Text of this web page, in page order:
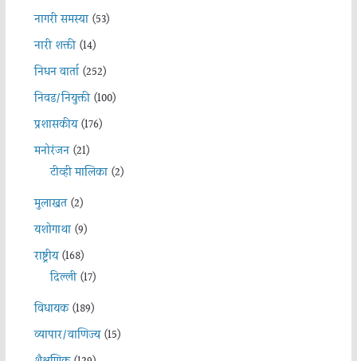
नागरी समस्या(53)
नारी शक्ती(14)
निधन वार्ता(252)
निवड/नियुक्ती(100)
प्रशासकीय(176)
मनोरंजन(21)
टीव्ही मालिका(2)
मुलाखत(2)
यशोगाथा(9)
राष्ट्रीय(168)
दिल्ली(17)
विधायक(189)
व्यापार/वाणिज्य(15)